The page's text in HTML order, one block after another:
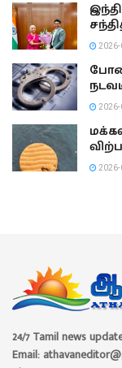
2026-
2026-
2026-
24/7 Tamil news
Email: